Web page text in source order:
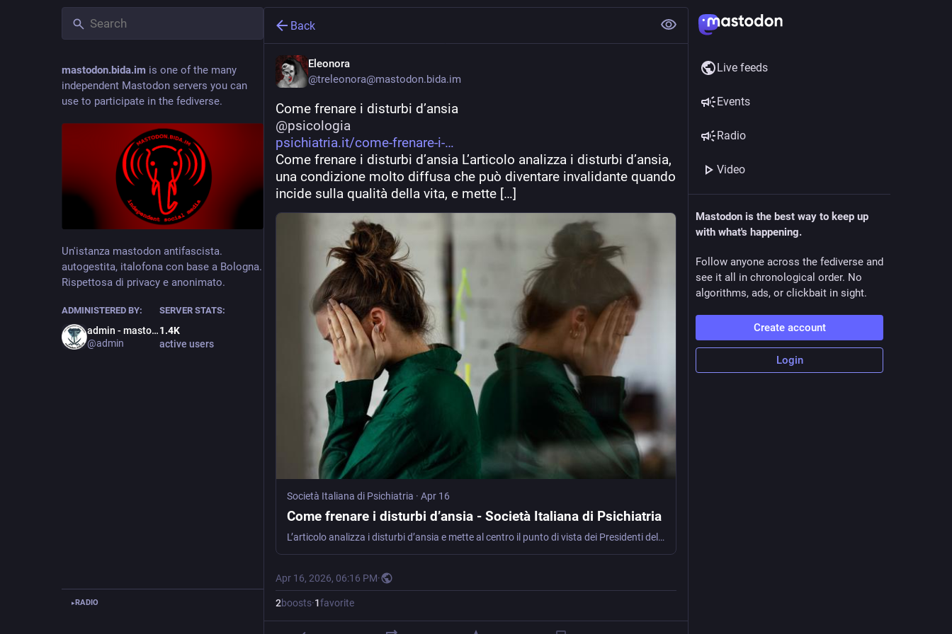
mastodon.bida.im is one of the many
independent Mastodon servers you can
use to participate in the fediverse.
Un'istanza mastodon antifascista.
autogestita, italofona con base a Bologna.
Rispettosa di privacy e anonimato.
ADMINISTERED BY:
admin - mastodon.bida.im
@admin
SERVER STATS:
1.4K
active users
▸RADIO
Back
Eleonora
@treleonora@mastodon.bida.im
Come frenare i disturbi d’ansia
@psicologia
psichiatria.it/come-frenare-i-
Come frenare i disturbi d’ansia L’articolo analizza i disturbi d’ansia,
una condizione molto diffusa che può diventare invalidante quando
incide sulla qualità della vita, e mette […]
Società Italiana di Psichiatria · Apr 16
Come frenare i disturbi d’ansia - Società Italiana di Psichiatria
L’articolo analizza i disturbi d’ansia e mette al centro il punto di vista dei Presidenti della Società Italiana di Psichiatria.
Apr 16, 2026, 06:16 PM·
2boosts·1favorite
Live feeds
Events
Radio
Video
Mastodon is the best way to keep up
with what's happening.
Follow anyone across the fediverse and
see it all in chronological order. No
algorithms, ads, or clickbait in sight.
Create account
Login